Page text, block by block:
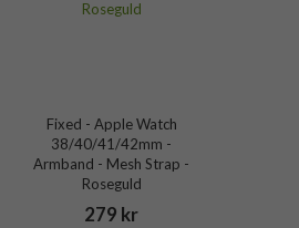
Fixed - Apple Watch
38/40/41/42mm -
Armband - Mesh Strap -
Roseguld
279 kr